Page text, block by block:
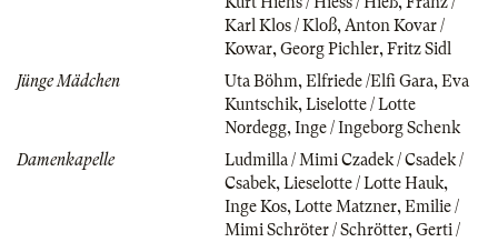
Karl Klos / Kloß, Anton Kovar /
Kowar, Georg Pichler, Fritz Sidl
Jünge Mädchen
Uta Böhm, Elfriede /Elfi Gara, Eva
Kuntschik, Liselotte / Lotte
Nordegg, Inge / Ingeborg Schenk
Damenkapelle
Ludmilla / Mimi Czadek / Csadek /
Csabek, Lieselotte / Lotte Hauk,
Inge Kos, Lotte Matzner, Emilie /
Mimi Schröter / Schrötter, Gerti /